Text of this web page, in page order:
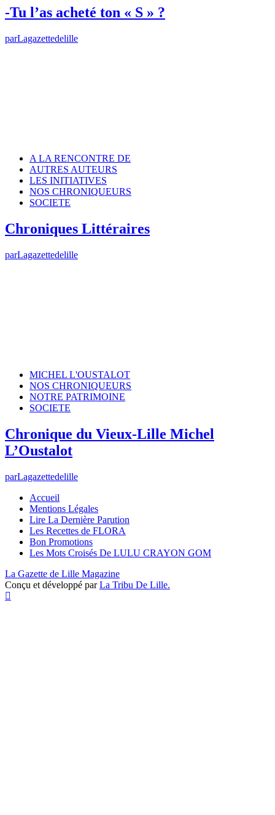
-Tu l’as acheté ton « S » ?
parLagazettedelille
A LA RENCONTRE DE
AUTRES AUTEURS
LES INITIATIVES
NOS CHRONIQUEURS
SOCIETE
Chroniques Littéraires
parLagazettedelille
MICHEL L'OUSTALOT
NOS CHRONIQUEURS
NOTRE PATRIMOINE
SOCIETE
Chronique du Vieux-Lille Michel
L’Oustalot
parLagazettedelille
Accueil
Mentions Légales
Lire La Dernière Parution
Les Recettes de FLORA
Bon Promotions
Les Mots Croisés De LULU CRAYON GOM
La Gazette de Lille Magazine
Conçu et développé parLa Tribu De Lille.